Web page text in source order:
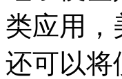
类应用，
还可以将